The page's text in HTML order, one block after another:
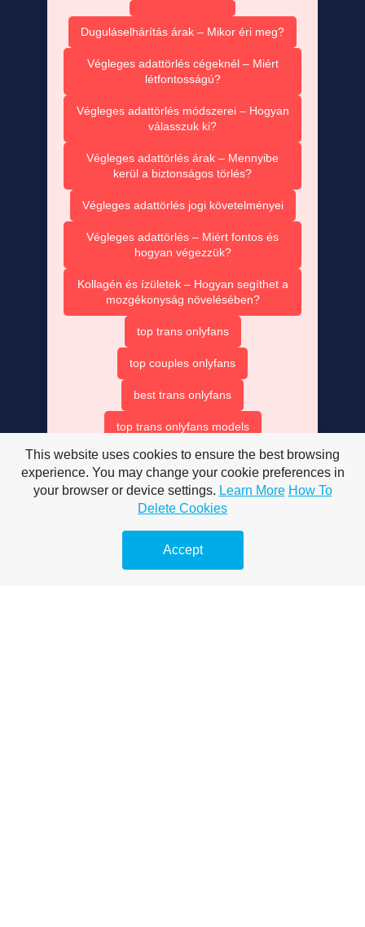
Duguláselhárítás árak – Mikor éri meg?
Végleges adattörlés cégeknél – Miért
létfontosságú?
Végleges adattörlés módszerei – Hogyan
válasszuk ki?
Végleges adattörlés árak – Mennyibe
kerül a biztonságos törlés?
Végleges adattörlés jogi követelményei
Végleges adattörlés – Miért fontos és
hogyan végezzük?
Kollagén és ízületek – Hogyan segíthet a
mozgékonyság növelésében?
top trans onlyfans
top couples onlyfans
best trans onlyfans
top trans onlyfans models
beat trans onlyfans
onlyfans top couples
trans onlyfans accounts
This website uses cookies to ensure the best browsing
experience. You may change your cookie preferences in
your browser or device settings. Learn More How To
Delete Cookies
Accept